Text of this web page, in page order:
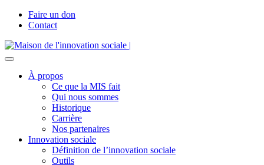
Faire un don
Contact
À propos
Ce que la MIS fait
Qui nous sommes
Historique
Carrière
Nos partenaires
Innovation sociale
Définition de l’innovation sociale
Outils